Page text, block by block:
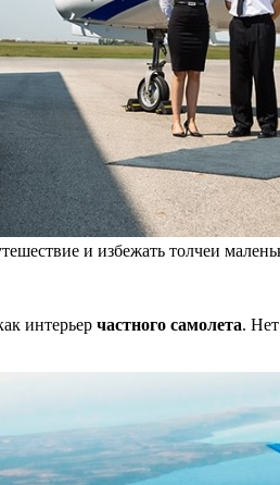
и избежать толчеи
интерьер частного самолета.